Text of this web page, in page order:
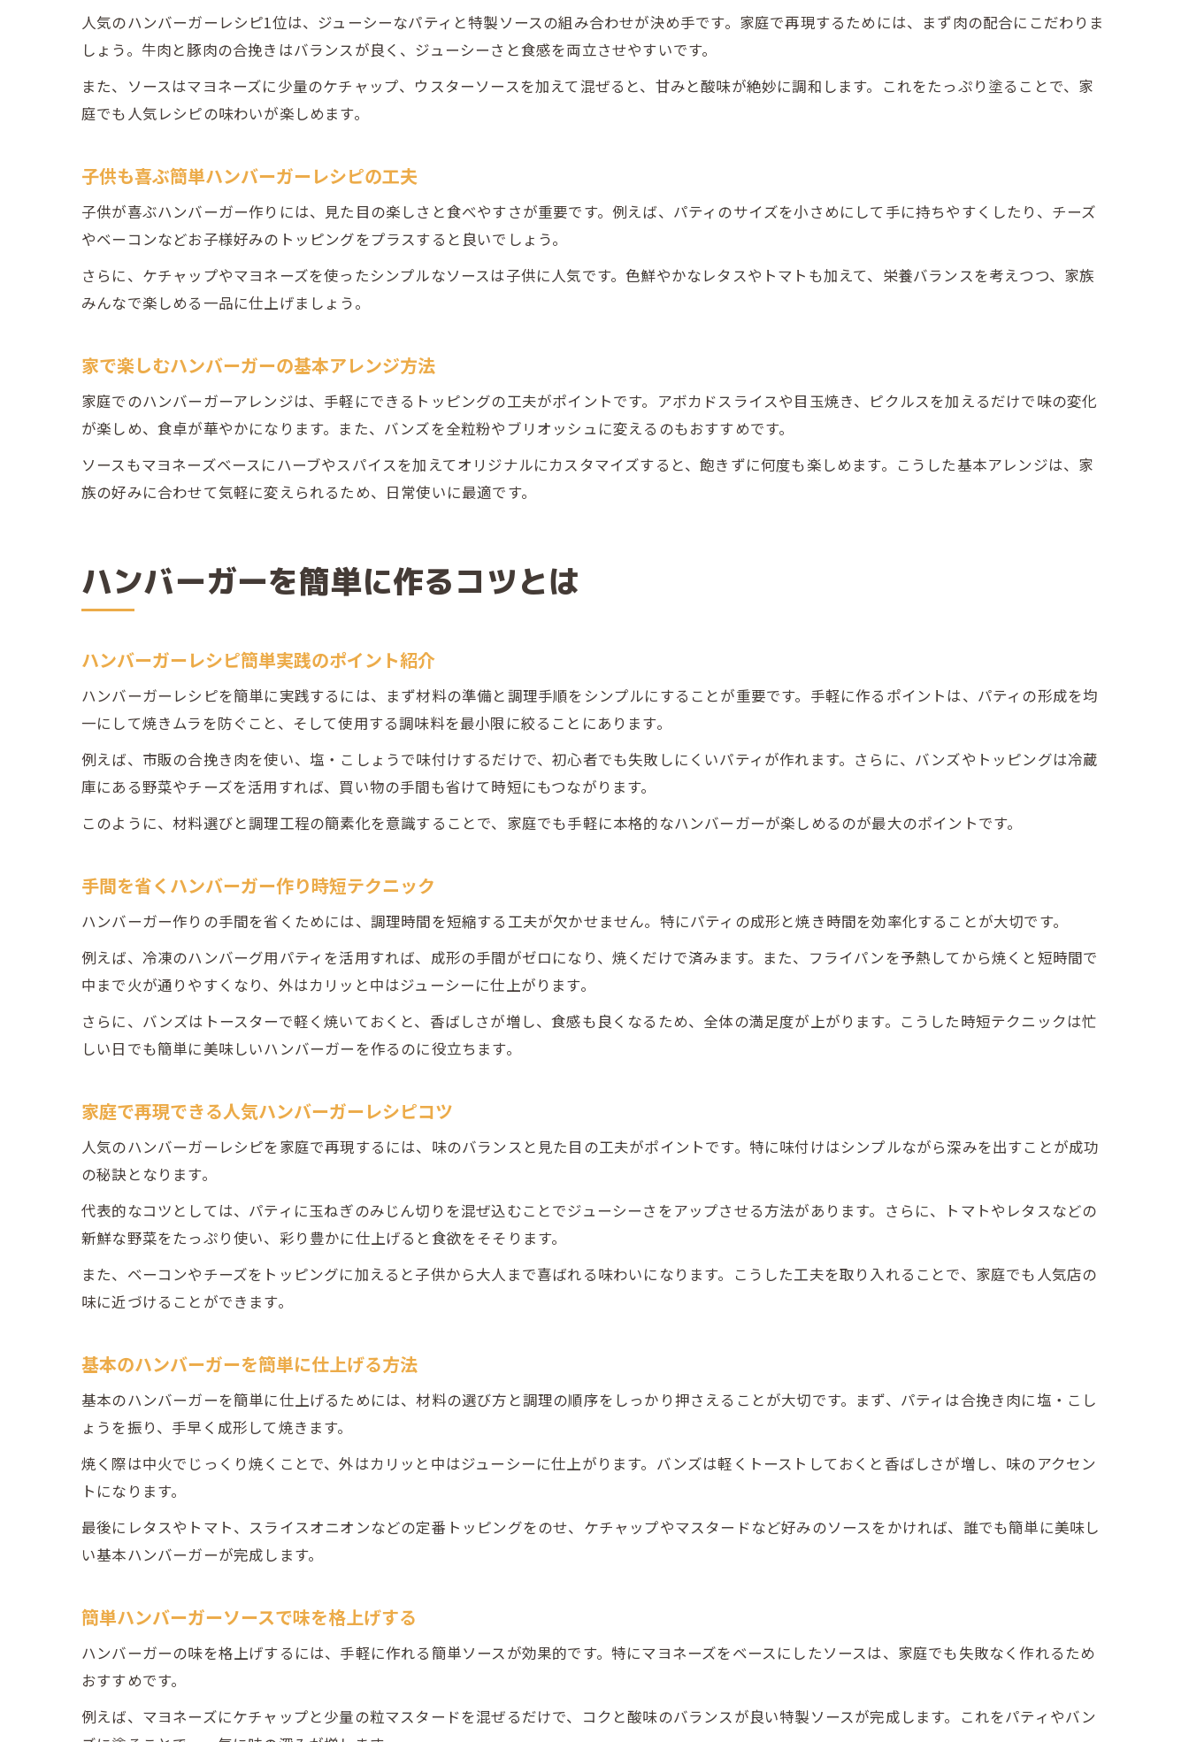
ハンバーガーの具材アレンジで楽しさ倍増
市販品活用で手軽にハンバーガーレシピ実現
手に入りやすい食材でハンバーガーを楽しむ
家族みんなが喜ぶハンバーガーレシピの秘訣
手軽に作るハンバーガーで家族の笑顔が広がる
人気のハンバーガーレシピ1位は、ジューシーなパティと特製ソースの組み合わせが決め手です。家庭で再現するためには、まず肉の配合にこだわりま
しょう。牛肉と豚肉の合挽きはバランスが良く、ジューシーさと食感を両立させやすいです。
また、ソースはマヨネーズに少量のケチャップ、ウスターソースを加えて混ぜると、甘みと酸味が絶妙に調和します。これをたっぷり塗ることで、家
庭でも人気レシピの味わいが楽しめます。
子供も喜ぶ簡単ハンバーガーレシピの工夫
子供が喜ぶハンバーガー作りには、見た目の楽しさと食べやすさが重要です。例えば、パティのサイズを小さめにして手に持ちやすくしたり、チーズ
やベーコンなどお子様好みのトッピングをプラスすると良いでしょう。
さらに、ケチャップやマヨネーズを使ったシンプルなソースは子供に人気です。色鮮やかなレタスやトマトも加えて、栄養バランスを考えつつ、家族
みんなで楽しめる一品に仕上げましょう。
家で楽しむハンバーガーの基本アレンジ方法
家庭でのハンバーガーアレンジは、手軽にできるトッピングの工夫がポイントです。アボカドスライスや目玉焼き、ピクルスを加えるだけで味の変化
が楽しめ、食卓が華やかになります。また、バンズを全粒粉やブリオッシュに変えるのもおすすめです。
ソースもマヨネーズベースにハーブやスパイスを加えてオリジナルにカスタマイズすると、飽きずに何度も楽しめます。こうした基本アレンジは、家
族の好みに合わせて気軽に変えられるため、日常使いに最適です。
ハンバーガーを簡単に作るコツとは
ハンバーガーレシピ簡単実践のポイント紹介
ハンバーガーレシピを簡単に実践するには、まず材料の準備と調理手順をシンプルにすることが重要です。手軽に作るポイントは、パティの形成を均
一にして焼きムラを防ぐこと、そして使用する調味料を最小限に絞ることにあります。
例えば、市販の合挽き肉を使い、塩・こしょうで味付けするだけで、初心者でも失敗しにくいパティが作れます。さらに、バンズやトッピングは冷蔵
庫にある野菜やチーズを活用すれば、買い物の手間も省けて時短にもつながります。
このように、材料選びと調理工程の簡素化を意識することで、家庭でも手軽に本格的なハンバーガーが楽しめるのが最大のポイントです。
手間を省くハンバーガー作り時短テクニック
ハンバーガー作りの手間を省くためには、調理時間を短縮する工夫が欠かせません。特にパティの成形と焼き時間を効率化することが大切です。
例えば、冷凍のハンバーグ用パティを活用すれば、成形の手間がゼロになり、焼くだけで済みます。また、フライパンを予熱してから焼くと短時間で
中まで火が通りやすくなり、外はカリッと中はジューシーに仕上がります。
さらに、バンズはトースターで軽く焼いておくと、香ばしさが増し、食感も良くなるため、全体の満足度が上がります。こうした時短テクニックは忙
しい日でも簡単に美味しいハンバーガーを作るのに役立ちます。
家庭で再現できる人気ハンバーガーレシピコツ
人気のハンバーガーレシピを家庭で再現するには、味のバランスと見た目の工夫がポイントです。特に味付けはシンプルながら深みを出すことが成功
の秘訣となります。
代表的なコツとしては、パティに玉ねぎのみじん切りを混ぜ込むことでジューシーさをアップさせる方法があります。さらに、トマトやレタスなどの
新鮮な野菜をたっぷり使い、彩り豊かに仕上げると食欲をそそります。
また、ベーコンやチーズをトッピングに加えると子供から大人まで喜ばれる味わいになります。こうした工夫を取り入れることで、家庭でも人気店の
味に近づけることができます。
基本のハンバーガーを簡単に仕上げる方法
基本のハンバーガーを簡単に仕上げるためには、材料の選び方と調理の順序をしっかり押さえることが大切です。まず、パティは合挽き肉に塩・こし
ょうを振り、手早く成形して焼きます。
焼く際は中火でじっくり焼くことで、外はカリッと中はジューシーに仕上がります。バンズは軽くトーストしておくと香ばしさが増し、味のアクセン
トになります。
最後にレタスやトマト、スライスオニオンなどの定番トッピングをのせ、ケチャップやマスタードなど好みのソースをかければ、誰でも簡単に美味し
い基本ハンバーガーが完成します。
簡単ハンバーガーソースで味を格上げする
ハンバーガーの味を格上げするには、手軽に作れる簡単ソースが効果的です。特にマヨネーズをベースにしたソースは、家庭でも失敗なく作れるため
おすすめです。
例えば、マヨネーズにケチャップと少量の粒マスタードを混ぜるだけで、コクと酸味のバランスが良い特製ソースが完成します。これをパティやバン